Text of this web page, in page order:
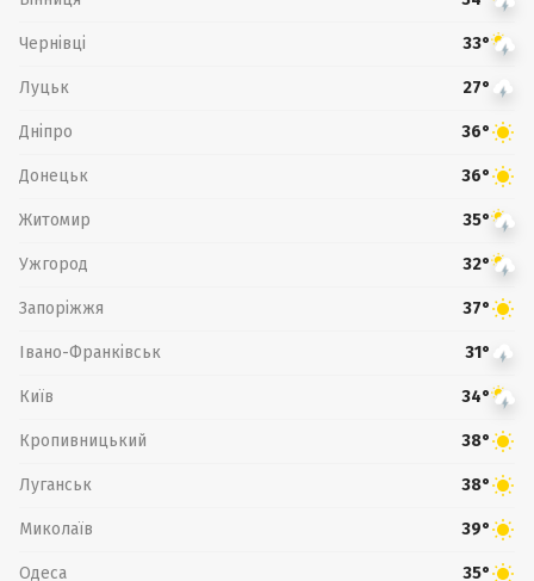
Чернівці 33°
Луцьк 27°
Дніпро 36°
Донецьк 36°
Житомир 35°
Ужгород 32°
Запоріжжя 37°
Івано-Франківськ 31°
Київ 34°
Кропивницький 38°
Луганськ 38°
Миколаїв 39°
Одеса 35°